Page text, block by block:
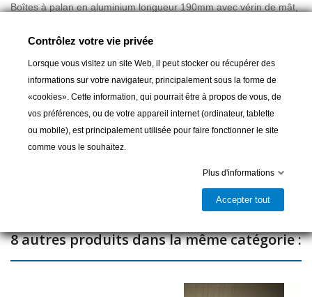
Boîtes à palan en aluminium longueur 190mm avec vérin de mât,
89mm
Ajouter au panier
8 autres produits dans la même catégorie :
Contrôlez votre vie privée
Lorsque vous visitez un site Web, il peut stocker ou récupérer des
informations sur votre navigateur, principalement sous la forme de
«cookies». Cette information, qui pourrait être à propos de vous, de
vos préférences, ou de votre appareil internet (ordinateur, tablette
ou mobile), est principalement utilisée pour faire fonctionner le site
comme vous le souhaitez.
Plus d'informations
Accepter tout